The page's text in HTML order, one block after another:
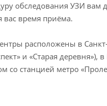
обследования УЗИ вам
вас время приёма.
расположены в
и «Старая
со станцией метро